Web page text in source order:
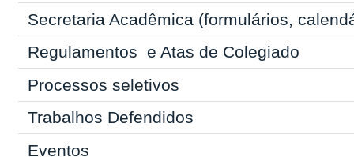
Secretaria Acadêmica (formulários,
Regulamentos e Atas de Colegiado
Processos seletivos
Trabalhos Defendidos
Eventos